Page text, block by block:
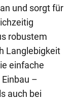
und sorgt für
robustem
Langlebigkeit
einfache
–
auch bei